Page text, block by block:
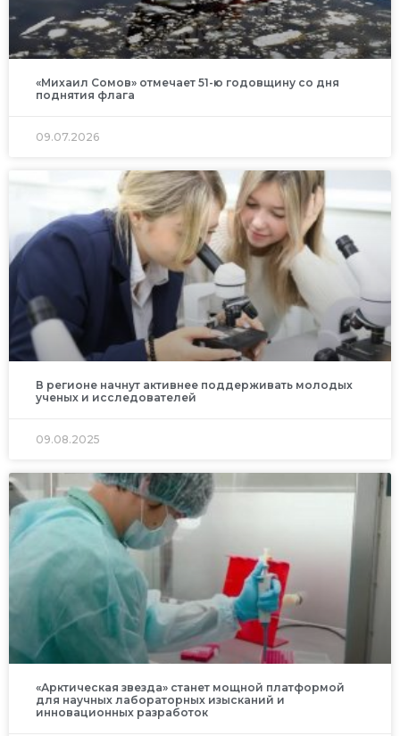
«Михаил Сомов» отмечает 51-ю годовщину со дня
поднятия флага
09.07.2026
В регионе начнут активнее поддерживать молодых
ученых и исследователей
09.08.2025
«Арктическая звезда» станет мощной платформой
для научных лабораторных изысканий и
инновационных разработок